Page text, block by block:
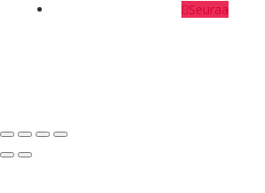
Seuraa